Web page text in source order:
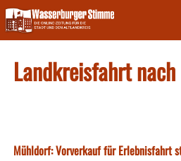
Skip
to
content
Landkreisfahrt
Mühldorf: Vorverkauf für Erlebnisfahrt